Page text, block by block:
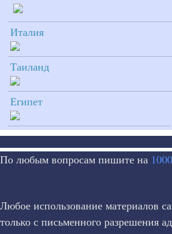
Италия
Таиланд
Египет
По любым вопросам пишите на
Любое использование материалов
только с письменного разрешения